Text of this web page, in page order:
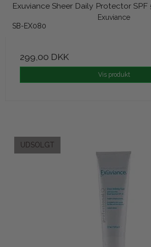
Exuviance Sheer Daily Protector
Exuviance
SB-EX080
299,00 DKK
Vis produkt
UDSOLGT